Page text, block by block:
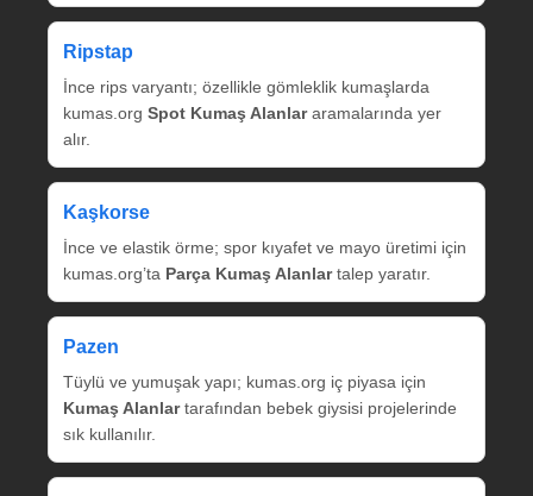
Ripstap
İnce rips varyantı; özellikle gömleklik kumaşlarda
kumas.org Spot Kumaş Alanlararamalarında yer
alır.
Kaşkorse
İnce ve elastik örme; spor kıyafet ve mayo üretimi için
kumas.org’ta Parça Kumaş Alanlartalep yaratır.
Pazen
Tüylü ve yumuşak yapı; kumas.org iç piyasa için
Kumaş Alanlartarafından bebek giysisi projelerinde
sık kullanılır.